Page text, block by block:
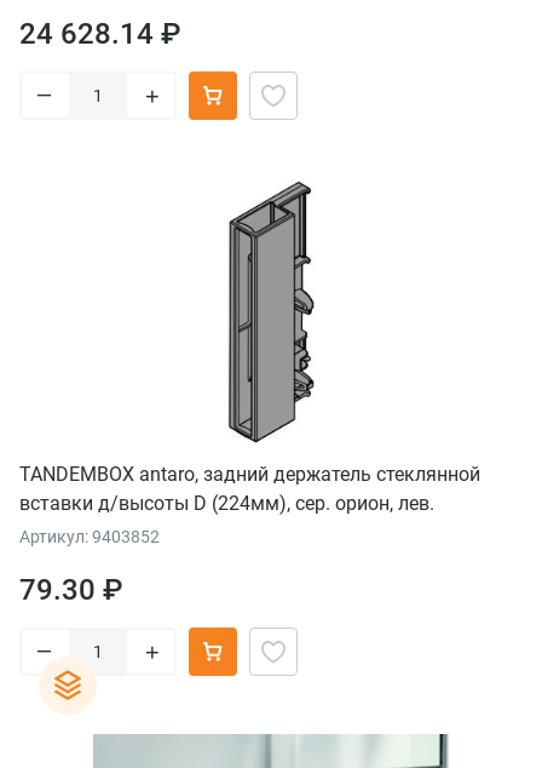
24 628.14 ₽
– +
TANDEMBOX antaro, задний держатель стеклянной
вставки д/высоты D (224мм), сер. орион, лев.
Артикул: 9403852
79.30 ₽
– +